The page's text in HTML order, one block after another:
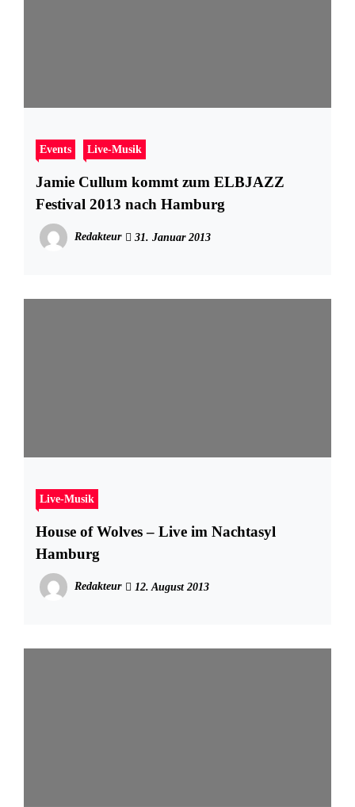
Events Live-Musik
Jamie Cullum kommt zum ELBJAZZ
Festival 2013 nach Hamburg
Redakteur 31. Januar 2013
Live-Musik
House of Wolves – Live im Nachtasyl
Hamburg
Redakteur 12. August 2013